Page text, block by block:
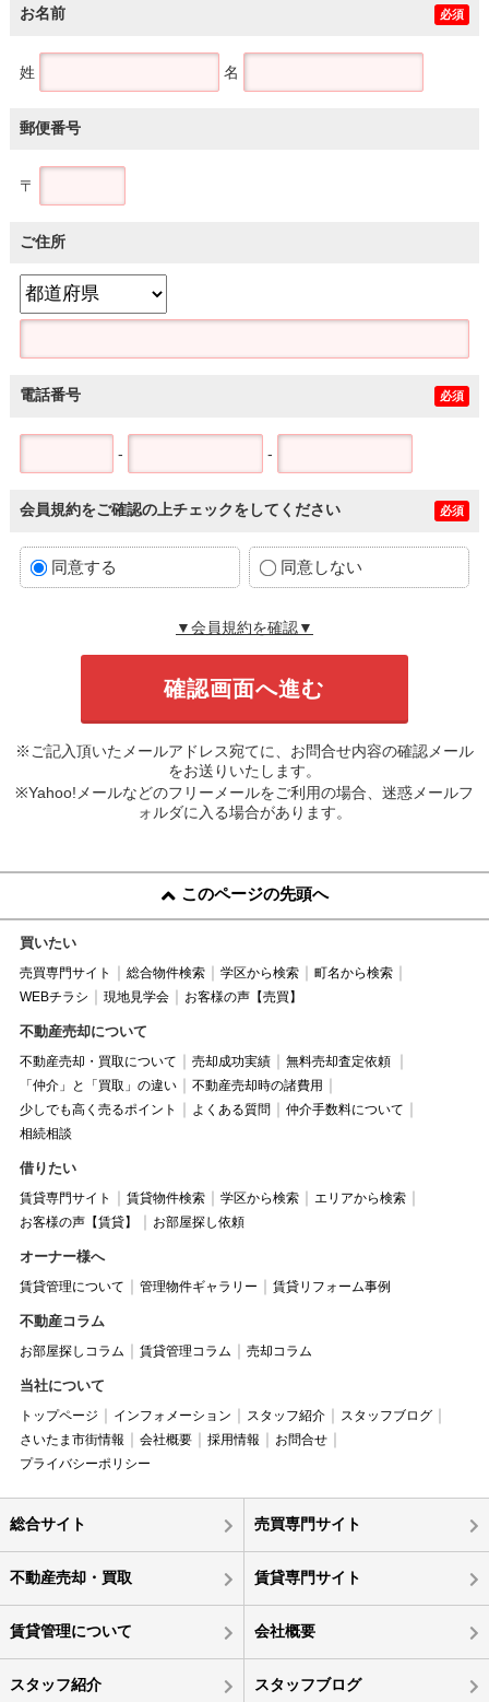
お名前 必須
姓 名
郵便番号
〒
ご住所
電話番号 必須
- -
会員規約をご確認の上チェックをしてください 必須
同意する 同意しない
▼会員規約を確認▼
※ご記入頂いたメールアドレス宛てに、お問合せ内容の確認メール
をお送りいたします。
※Yahoo!メールなどのフリーメールをご利用の場合、迷惑メールフ
ォルダに入る場合があります。
このページの先頭へ
買いたい
売買専門サイト 総合物件検索 学区から検索
町名から検索
WEBチラシ
現地見学会 お客様の声【売買】
不動産売却について
不動産売却・買取について 売却成功実績
無料売却査定依頼
「仲介」と「買取」の違い
不動産売却時の諸費用
少しでも高く売るポイント
よくある質問
仲介手数料について
相続相談
借りたい
賃貸専門サイト 賃貸物件検索 学区から検索
エリアから検索
お客様の声【賃貸】
お部屋探し依頼
オーナー様へ
賃貸管理について 管理物件ギャラリー 賃貸リフォーム事例
不動産コラム
お部屋探しコラム 賃貸管理コラム 売却コラム
当社について
トップページ インフォメーション スタッフ紹介
スタッフブログ
さいたま市街情報
会社概要 採用情報
お問合せ
プライバシーポリシー
総合サイト 売買専門サイト
不動産売却・買取 賃貸専門サイト
賃貸管理について 会社概要
スタッフ紹介 スタッフブログ